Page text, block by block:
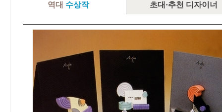
역대 수상작 초대·추천 디자이너